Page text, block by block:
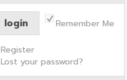
Remember Me
Register
Lost your password?